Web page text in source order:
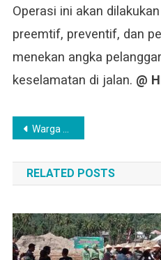
Operasi ini akan
preemtif, preventif, dan
menekan angka
keselamatan di jalan. @
Navigasi
pos
Warga Minta Dinas PUPR Sergai Segera Perbaiki Jembatan Penghubung Tanjung Beringin–Bandar Khalifah
RELATED POSTS